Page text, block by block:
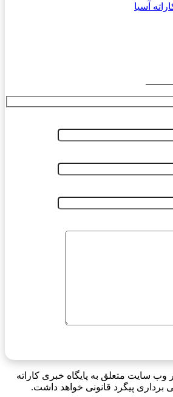
آسیا
سایت متعلق به پایگاه خبری کاراته
برداری پیگرد قانونی خواهد داشت.